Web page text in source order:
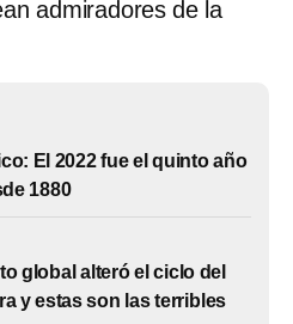
admiradores de la
El 2022 fue el quinto año
1880
global alteró el ciclo del
y estas son las terribles